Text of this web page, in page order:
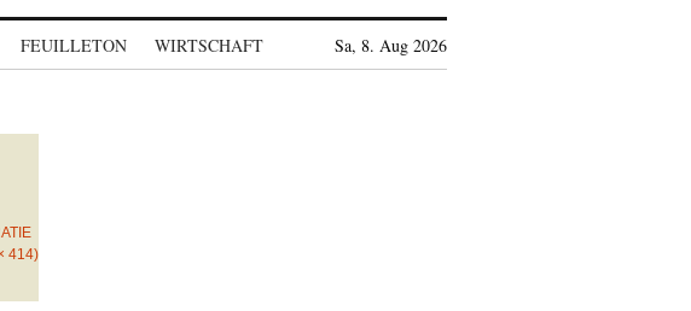
FEUILLETON WIRTSCHAFT Sa, 8. Aug 2026
414)